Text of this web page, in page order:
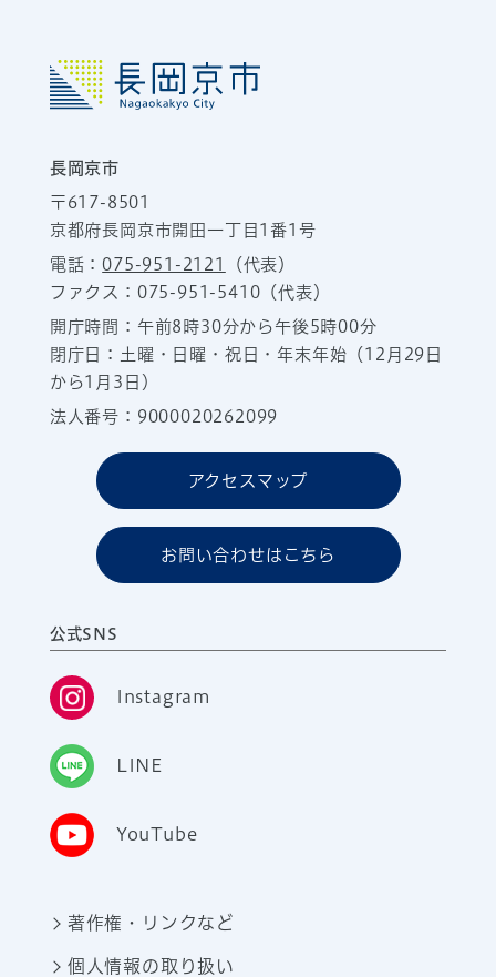
長岡京市
〒617-8501
京都府長岡京市開田一丁目1番1号
電話：075-951-2121
（代表）
ファクス：075-951-5410（代表）
開庁時間：午前8時30分から午後5時00分
閉庁日：土曜・日曜・祝日・年末年始（12月29日
から1月3日）
法人番号：9000020262099
アクセスマップ
お問い合わせはこちら
公式SNS
Instagram
LINE
YouTube
著作権・リンクなど
個人情報の取り扱い